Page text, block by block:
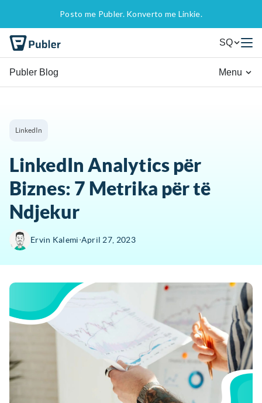
Posto me Publer. Konverto me Linkie.
SQ
Publer Blog Menu
LinkedIn
LinkedIn Analytics për
Biznes: 7 Metrika për të
Ndjekur
Ervin Kalemi∙April 27, 2023